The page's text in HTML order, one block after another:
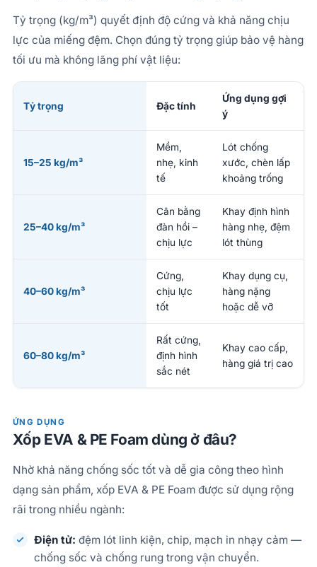
Tỷ trọng (kg/m³) quyết định độ cứng và khả năng chịu
lực của miếng đệm. Chọn đúng tỷ trọng giúp bảo vệ hàng
tối ưu mà không lãng phí vật liệu:
Tỷ trọng Đặc tính
Ứng dụng gợi
ý
15–25 kg/m³
Mềm,
nhẹ, kinh
tế
Lót chống
xước, chèn lấp
khoảng trống
25–40 kg/m³
Cân bằng
đàn hồi –
chịu lực
Khay định hình
hàng nhẹ, đệm
lót thùng
40–60 kg/m³
Cứng,
chịu lực
tốt
Khay dụng cụ,
hàng nặng
hoặc dễ vỡ
60–80 kg/m³
Rất cứng,
định hình
sắc nét
Khay cao cấp,
hàng giá trị cao
ỨNG DỤNG
Xốp EVA & PE Foam dùng ở đâu?
Nhờ khả năng chống sốc tốt và dễ gia công theo hình
dạng sản phẩm, xốp EVA & PE Foam được sử dụng rộng
rãi trong nhiều ngành:
Điện tử: đệm lót linh kiện, chip, mạch in nhạy cảm —
chống sốc và chống rung trong vận chuyển.